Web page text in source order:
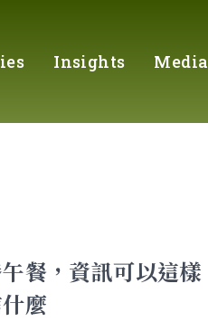
Insights Media
餐，資訊可以這樣
麼